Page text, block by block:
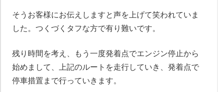
そうお客様にお伝えしますと声を上げて笑われていま
した。つくづくタフな方で有り難いです。
残り時間を考え、もう一度発着点でエンジン停止から
始めまして、上記のルートを走行していき、発着点で
停車措置まで行っていきます。